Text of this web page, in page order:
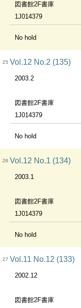
図書館2F書庫
1J014379
No hold
25 Vol.12 No.2 (135)
2003.2
図書館2F書庫
1J014379
No hold
26 Vol.12 No.1 (134)
2003.1
図書館2F書庫
1J014379
No hold
27 Vol.11 No.12 (133)
2002.12
図書館2F書庫